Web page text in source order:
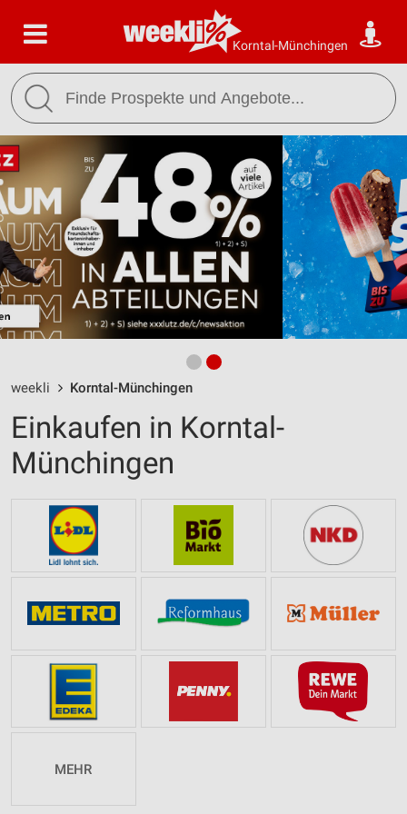
Korntal-Münchingen
weekli Korntal-Münchingen
Einkaufen in Korntal-
Münchingen
MEHR